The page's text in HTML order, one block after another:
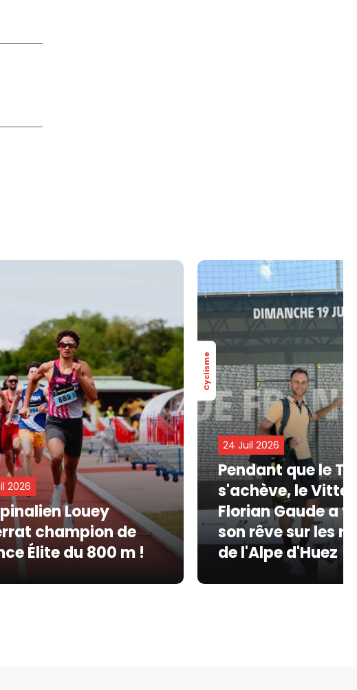
2026
Louey
champion de
Élite du 800 m !
Cyclisme
24 Juil 2026
Pendant que le
s'achève, le
Florian Gaude a
son rêve sur les
de l'Alpe d'Huez